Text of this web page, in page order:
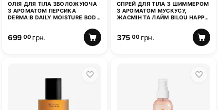
ОЛІЯ ДЛЯ ТІЛА ЗВОЛОЖУЮЧА
З АРОМАТОМ ПЕРСИКА
DERMA:B DAILY MOISTURE BODY
699 00 грн.
СПРЕЙ ДЛЯ ТІЛА З ШИММЕРОМ
З АРОМАТОМ МУСКУСУ,
ЖАСМІН ТА ЛАЙМ BILOU HAPPY
375 00 грн.